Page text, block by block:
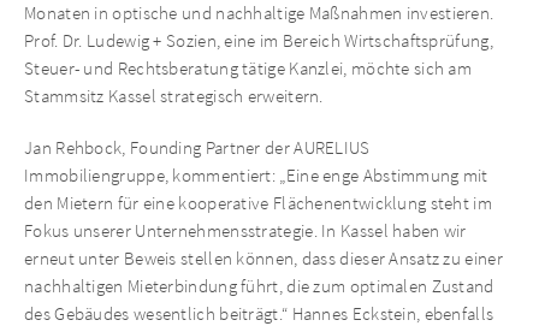
Monaten in optische und nachhaltige Maßnahmen investieren.
Prof. Dr. Ludewig + Sozien, eine im Bereich Wirtschaftsprüfung,
Steuer- und Rechtsberatung tätige Kanzlei, möchte sich am
Stammsitz Kassel strategisch erweitern.
Jan Rehbock, Founding Partner der AURELIUS
Immobiliengruppe, kommentiert: „Eine enge Abstimmung mit
den Mietern für eine kooperative Flächenentwicklung steht im
Fokus unserer Unternehmensstrategie. In Kassel haben wir
erneut unter Beweis stellen können, dass dieser Ansatz zu einer
nachhaltigen Mieterbindung führt, die zum optimalen Zustand
des Gebäudes wesentlich beiträgt.“ Hannes Eckstein, ebenfalls